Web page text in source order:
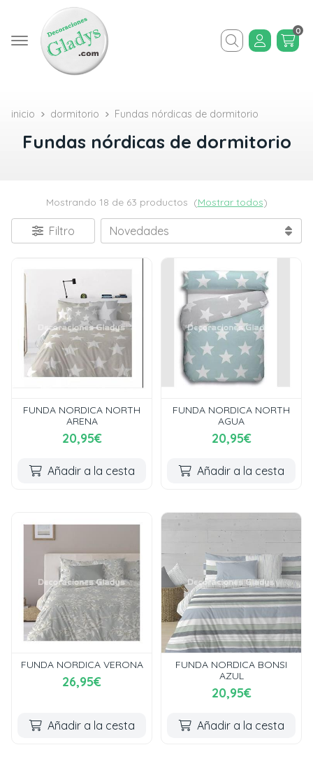
Buscar
0
inicio dormitorio Fundas nórdicas de dormitorio
Fundas nórdicas de dormitorio
Mostrando 18 de 63 productos (Mostrar todos)
Filtro
FUNDA NORDICA NORTH
ARENA
20,95€
Añadir a la cesta
FUNDA NORDICA NORTH
AGUA
20,95€
Añadir a la cesta
FUNDA NORDICA VERONA
26,95€
Añadir a la cesta
FUNDA NORDICA BONSI
AZUL
20,95€
Añadir a la cesta